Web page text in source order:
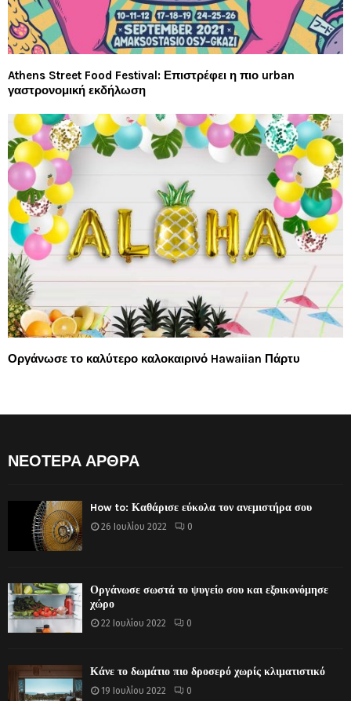
Athens Street Food Festival: Επιστρέφει η πιο urban
γαστρονομική εκδήλωση
Οργάνωσε το καλύτερο καλοκαιρινό Hawaiian Πάρτυ
ΝΕΟΤΕΡΑ ΑΡΘΡΑ
How to: Καθάρισε εύκολα τον ανεμιστήρα σου
26 Ιουλίου 2022 0
Οργάνωσε σωστά το ψυγείο σου και εξοικονόμησε
χώρο
22 Ιουλίου 2022 0
Κάνε το δωμάτιο πιο δροσερό χωρίς κλιματιστικό
19 Ιουλίου 2022 0